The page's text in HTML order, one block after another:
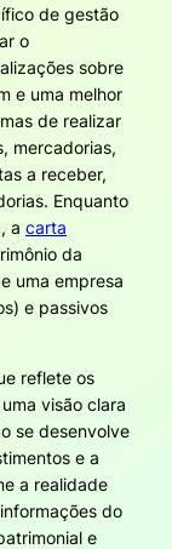
de gestão
o
sobre
e uma melhor
de realizar
mercadorias,
a receber,
Enquanto
a carta
da
uma empresa
e passivos
reflete os
visão clara
se desenvolve
e a
a realidade
do
e